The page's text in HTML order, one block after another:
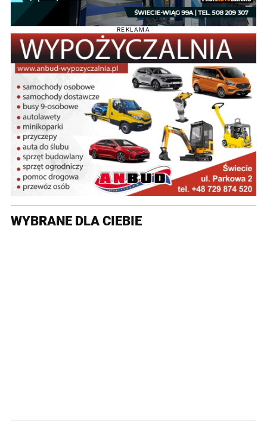
REKLAMA
WYBRANE DLA CIEBIE